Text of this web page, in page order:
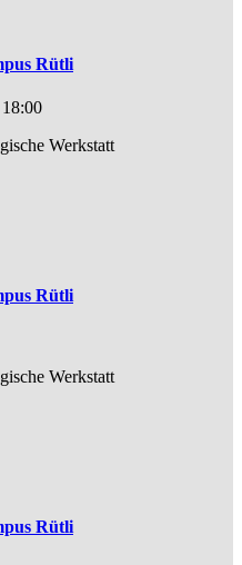
Rütli
18:00
Werkstatt
Rütli
Werkstatt
Rütli